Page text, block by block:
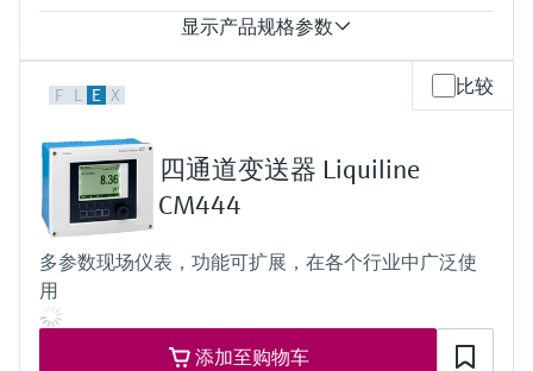
显示产品规格参数
1...2路Memosens数字量输入
2路数字量输入（可选）
输出
2...4路0/4...20 mA电流输出
报警继电器
2路继电器
ProfibusDP
Modbus RS485
Modbus TCP
以太网
F L E X 比较
四通道变送器 Liquiline
CM444
多参数现场仪表，功能可扩展，在各个行业中广泛使
用
添加至购物车